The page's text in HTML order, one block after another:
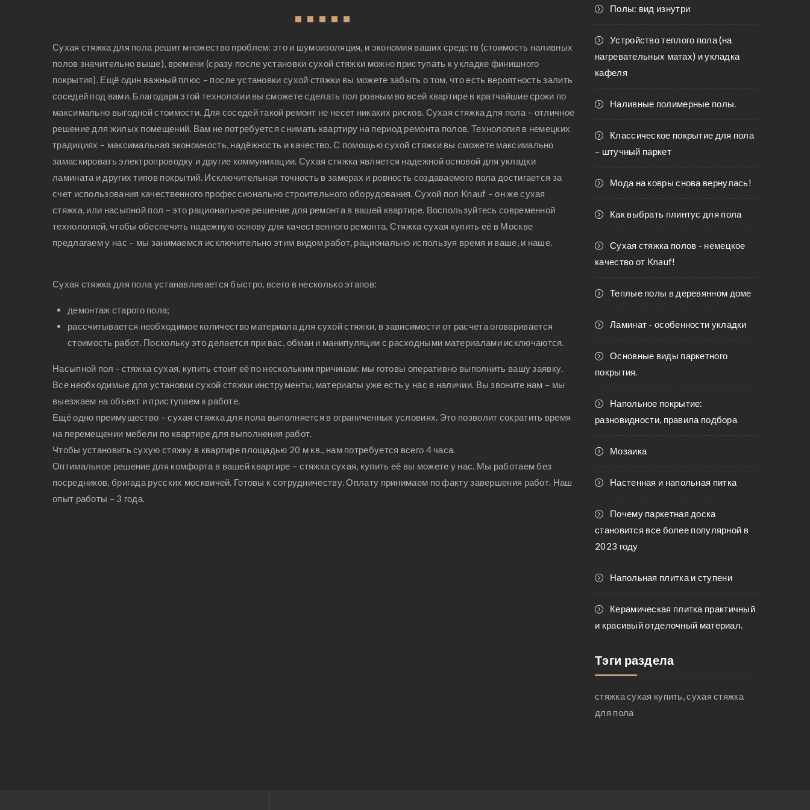
детские спальни
Сухая стяжка для пола решит множество проблем: это и шумоизоляция, и экономия ваших средств (стоимость наливных
полов значительно выше), времени (сразу после установки сухой стяжки можно приступать к укладке финишного
покрытия). Ещё один важный плюс – после установки сухой стяжки вы можете забыть о том, что есть вероятность залить
соседей под вами. Благодаря этой технологии вы сможете сделать пол ровным во всей квартире в кратчайшие сроки по
максимально выгодной стоимости. Для соседей такой ремонт не несет никаких рисков. Сухая стяжка для пола – отличное
решение для жилых помещений. Вам не потребуется снимать квартиру на период ремонта полов. Технология в немецких
традициях – максимальная экономность, надёжность и качество. С помощью сухой стяжки вы сможете максимально
замаскировать электропроводку и другие коммуникации. Сухая стяжка является надежной основой для укладки
ламината и других типов покрытий. Исключительная точность в замерах и ровность создаваемого пола достигается за
счет использования качественного профессионально строительного оборудования. Сухой пол Knauf – он же сухая
стяжка, или насыпной пол – это рациональное решение для ремонта в вашей квартире. Воспользуйтесь современной
технологией, чтобы обеспечить надежную основу для качественного ремонта. Стяжка сухая купить её в Москве
предлагаем у нас – мы занимаемся исключительно этим видом работ, рационально используя время и ваше, и наше.
Сухая стяжка для пола устанавливается быстро, всего в несколько этапов:
демонтаж старого пола;
рассчитывается необходимое количество материала для сухой стяжки, в зависимости от расчета оговаривается
стоимость работ. Поскольку это делается при вас, обман и манипуляции с расходными материалами исключаются.
Насыпной пол - стяжка сухая, купить стоит её по нескольким причинам: мы готовы оперативно выполнить вашу заявку.
Все необходимые для установки сухой стяжки инструменты, материалы уже есть у нас в наличии. Вы звоните нам – мы
выезжаем на объект и приступаем к работе.
Ещё одно преимущество – сухая стяжка для пола выполняется в ограниченных условиях. Это позволит сократить время
на перемещении мебели по квартире для выполнения работ.
Чтобы установить сухую стяжку в квартире площадью 20 м кв., нам потребуется всего 4 часа.
Оптимальное решение для комфорта в вашей квартире – стяжка сухая, купить её вы можете у нас. Мы работаем без
посредников, бригада русских москвичей. Готовы к сотрудничеству. Оплату принимаем по факту завершения работ. Наш
опыт работы – 3 года.
Полы: вид изнутри
Устройство теплого пола (на
нагревательных матах) и укладка
кафеля
Наливные полимерные полы.
Классическое покрытие для пола
– штучный паркет
Мода на ковры снова вернулась!
Как выбрать плинтус для пола
Сухая стяжка полов - немецкое
качество от Knauf!
Теплые полы в деревянном доме
Ламинат - особенности укладки
Основные виды паркетного
покрытия.
Напольное покрытие:
разновидности, правила подбора
Мозаика
Настенная и напольная питка
Почему паркетная доска
становится все более популярной в
2023 году
Напольная плитка и ступени
Керамическая плитка практичный
и красивый отделочный материал.
Тэги раздела
стяжка сухая купить, сухая стяжка
для пола